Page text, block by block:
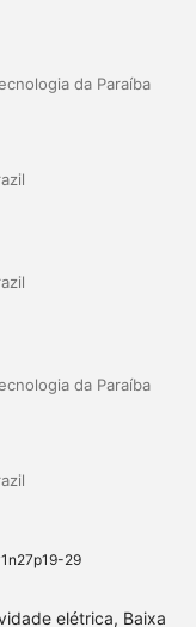
da Paraíba
da Paraíba
29
elétrica, Baixa